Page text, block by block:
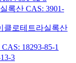
록산 CAS: 3901-
클로테트라실록산
18293-85-1
3